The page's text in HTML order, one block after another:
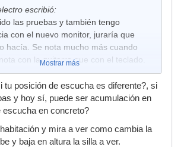
escribió:
las pruebas y también tengo
con el nuevo monitor, juraría que
hacía. Se nota mucho más cuando
con la guitarra que con el teclado.
Mostrar más
tu posición de escucha es diferente?, si
y hoy sí, puede ser acumulación en
escucha en concreto?
y mira a ver como cambia la
y baja en altura la silla a ver.